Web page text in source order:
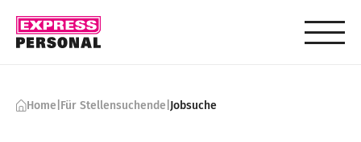
Home|Für Stellensuchende|Jobsuche